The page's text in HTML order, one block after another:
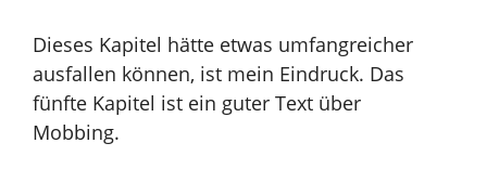
Dieses Kapitel hätte etwas umfangreicher
ausfallen können, ist mein Eindruck. Das
fünfte Kapitel ist ein guter Text über
Mobbing.